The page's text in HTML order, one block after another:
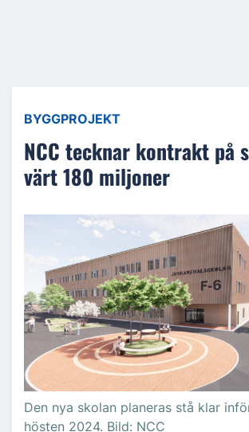
BYGGPROJEKT
NCC tecknar kontrakt på
värt 180 miljoner
Den nya skolan planeras stå klar
hösten 2024. Bild: NCC